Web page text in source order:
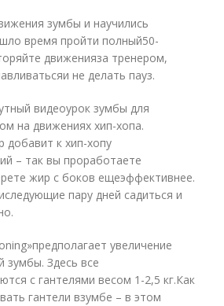
зумбы и научились
время пройти полный50-
движенияза тренером,
не делать пауз.
видеоурок зумбы для
на движениях хип-хопа.
добавит к хип-хопу
– так вы проработаете
жир с боков ещеэффективнее.
пару дней садиться и
увеличение
зумбы. Здесь все
с гантелями весом 1-2,5 кг.Как
гантели взумбе – в этом